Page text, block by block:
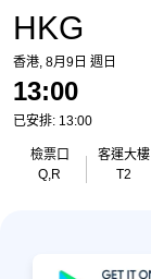
HKG
香港, 8月9日 週日
13:00
已安排: 13:00
檢票口
Q,R
客運大樓
T2